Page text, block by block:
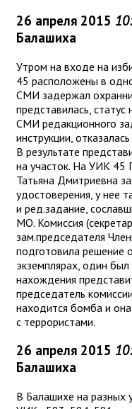
26 апреля 2015
Балашиха
Утром на входе на
45 расположены в
СМИ задержал
представилась,
СМИ редакционного
инструкции,
В результате
на участок. На УИК
Татьяна Дмитриевна
удостоверения, у нее
и ред.задание,
МО. Комиссия
зам.председателя
подготовила решение
экземплярах, один
нахождения
председатель
находится бомба и
с террористами.
26 апреля 2015
Балашиха
В Балашихе на разных